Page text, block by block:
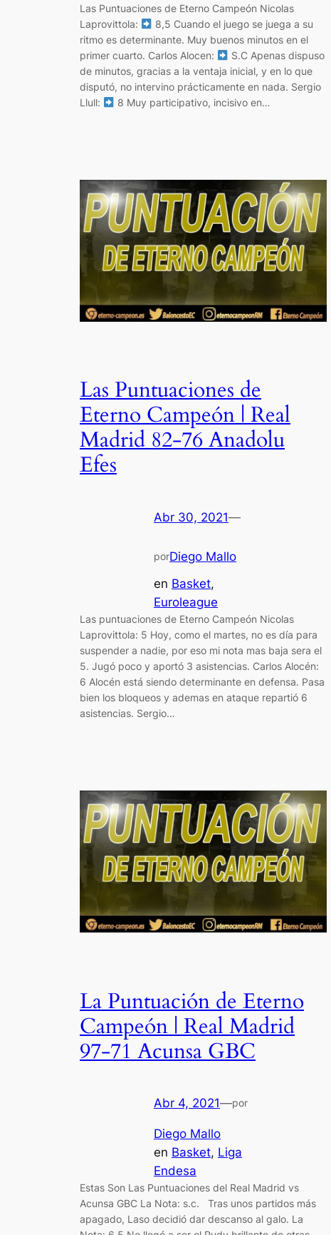
Las Puntuaciones de Eterno Campeón Nicolas
Laprovittola:
8,5 Cuando el juego se juega a su
ritmo es determinante. Muy buenos minutos en el
primer cuarto. Carlos Alocen:
S.C Apenas dispuso
de minutos, gracias a la ventaja inicial, y en lo que
disputó, no intervino prácticamente en nada. Sergio
Llull:
8 Muy participativo, incisivo en…
Las Puntuaciones de
Eterno Campeón | Real
Madrid 82-76 Anadolu
Efes
Abr 30, 2021—
porDiego Mallo
en Basket
Euroleague
Las puntuaciones de Eterno Campeón Nicolas
Laprovittola: 5 Hoy, como el martes, no es día para
suspender a nadie, por eso mi nota mas baja sera el
5. Jugó poco y aportó 3 asistencias. Carlos Alocén:
6 Alocén está siendo determinante en defensa. Pasa
bien los bloqueos y ademas en ataque repartió 6
asistencias. Sergio…
La Puntuación de Eterno
Campeón | Real Madrid
97-71 Acunsa GBC
Abr 4, 2021—por
Diego Mallo
en Basket, Liga
Endesa
Estas Son Las Puntuaciones del Real Madrid vs
Acunsa GBC La Nota: s.c. Tras unos partidos más
apagado, Laso decidió dar descanso al galo. La